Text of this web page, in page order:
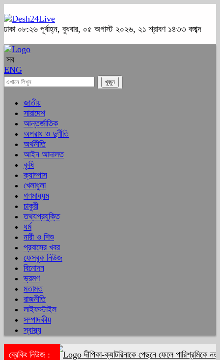
ঢাকা ০৮:২৬ পূর্বাহ্ন, বুধবার, ০৫ অগাস্ট ২০২৬, ২১ শ্রাবণ ১৪৩৩ বঙ্গাব্দ
সব
ENG
জাতীয়
সারাদেশ
আন্তর্জাতিক
অপরাধ ও দুর্ণীতি
অর্থনীতি
আইন আদালত
কৃষি
ক্যাম্পাস
খেলাধুলা
গণমাধ্যম
চাকুরী
তথ্যপ্রযুক্তি
ধর্ম
নারী ও শিশু
প্রবাসের খবর
ফেসবুক নিউজ
বিনোদন
ভ্রমণ
মতামত
রাজনীতি
লাইফস্টাইল
সম্পাদকীয়
স্বাস্থ্য
ব্রেকিং নিউজ : দীপিকা-ক্যাটরিনাকে পেছনে ফেলে পারিশ্রমিকে